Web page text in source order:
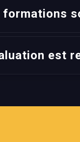
formations
est